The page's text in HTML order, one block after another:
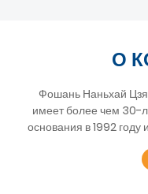
О
Фошань Наньхай Цзявэй Металл Продукты Ко ., ООО .
имеет более чем 30-
основания в 1992 году
производства также